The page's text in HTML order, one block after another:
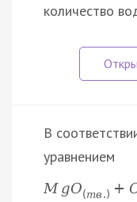
количество
В
уравнением
M gO(тв .) +